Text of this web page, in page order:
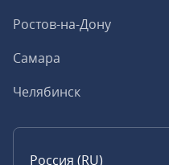
Ростов-на-Дону
Самара
Челябинск
Россия (RU)